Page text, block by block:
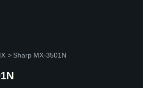
> Sharp MX-3501N